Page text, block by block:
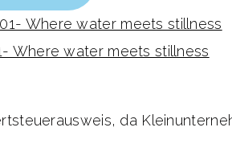
Where water meets stillness
da